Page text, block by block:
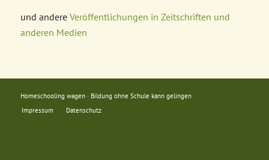
und andere Veröffentlichungen in Zeitschriften und
anderen Medien
Homeschooling wagen· Bildung ohne Schule kann gelingen
Impressum
Datenschutz